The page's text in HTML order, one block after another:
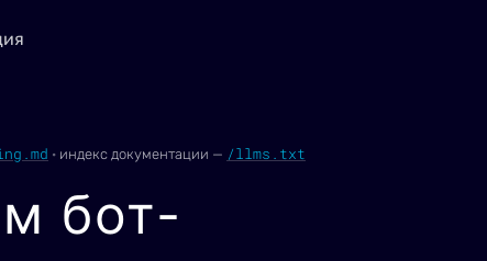
· индекс документации — /llms.txt
бот-